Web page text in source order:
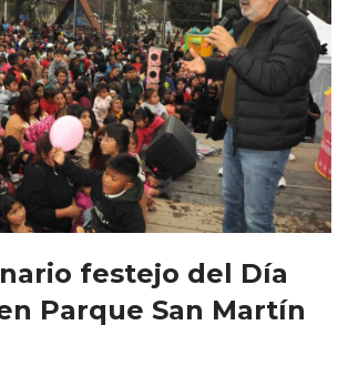
festejo del Día
Parque San Martín